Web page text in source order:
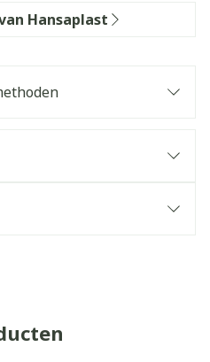
Hansaplast